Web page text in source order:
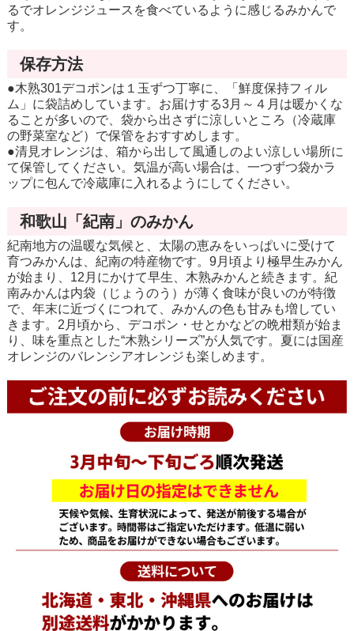
るでオレンジジュースを食べているように感じるみかんで
す。
保存方法
●木熟301デコポンは１玉ずつ丁寧に、「鮮度保持フィル
ム」に袋詰めしています。お届けする3月～４月は暖かくな
ることが多いので、袋から出さずに涼しいところ（冷蔵庫
の野菜室など）で保管をおすすめします。
●清見オレンジは、箱から出して風通しのよい涼しい場所に
て保管してください。気温が高い場合は、一つずつ袋かラ
ップに包んで冷蔵庫に入れるようにしてください。
和歌山「紀南」のみかん
紀南地方の温暖な気候と、太陽の恵みをいっぱいに受けて
育つみかんは、紀南の特産物です。9月頃より極早生みかん
が始まり、12月にかけて早生、木熟みかんと続きます。紀
南みかんは内袋（じょうのう）が薄く食味が良いのが特徴
で、年末に近づくにつれて、みかんの色も甘みも増してい
きます。2月頃から、デコポン・せとかなどの晩柑類が始ま
り、味を重点とした“木熟シリーズ”が人気です。夏には国産
オレンジのバレンシアオレンジも楽しめます。